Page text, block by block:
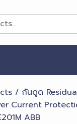
/ กันดูด
Current
ABB